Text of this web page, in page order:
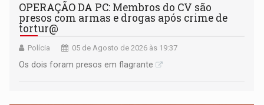
OPERAÇÃO DA PC: Membros do CV são
presos com armas e drogas após crime de
tortur@
Polícia 05 de Agosto de 2026 às 19:37
Os dois foram presos em flagrante